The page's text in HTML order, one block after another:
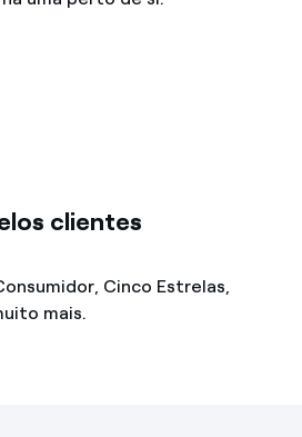
clientes
Cinco Estrelas,
mais.